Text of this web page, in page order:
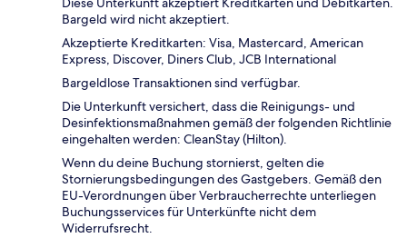
Bargeld wird nicht akzeptiert.
Akzeptierte Kreditkarten: Visa, Mastercard, American
Express, Discover, Diners Club, JCB International
Bargeldlose Transaktionen sind verfügbar.
Die Unterkunft versichert, dass die Reinigungs- und
Desinfektionsmaßnahmen gemäß der folgenden Richtlinie
eingehalten werden: CleanStay (Hilton).
Wenn du deine Buchung stornierst, gelten die
Stornierungsbedingungen des Gastgebers. Gemäß den
EU-Verordnungen über Verbraucherrechte unterliegen
Buchungsservices für Unterkünfte nicht dem
Widerrufsrecht.